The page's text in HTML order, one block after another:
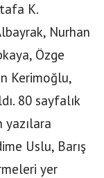
K.
Nurhan
Özge
Kerimoğlu,
80 sayfalık
yazılara
Uslu, Barış
yer